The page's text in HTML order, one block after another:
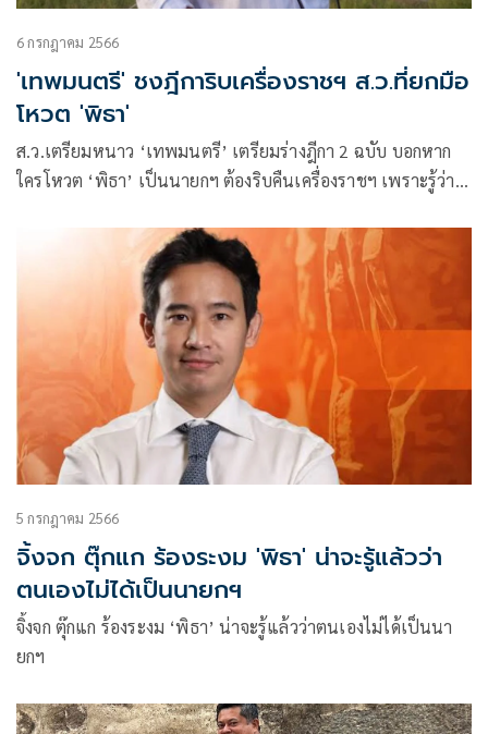
6 กรกฎาคม 2566
'เทพมนตรี' ชงฎีการิบเครื่องราชฯ ส.ว.ที่ยกมือ
โหวต 'พิธา'
ส.ว.เตรียมหนาว ‘เทพมนตรี’ เตรียมร่างฎีกา 2 ฉบับ บอกหาก
ใครโหวต ‘พิธา’ เป็นนายกฯ ต้องริบคืนเครื่องราชฯ เพราะรู้ว่ามี
5 กรกฎาคม 2566
จิ้งจก ตุ๊กแก ร้องระงม 'พิธา' น่าจะรู้แล้วว่า
ตนเองไม่ได้เป็นนายกฯ
จิ้งจก ตุ๊กแก ร้องระงม ‘พิธา’ น่าจะรู้แล้วว่าตนเองไม่ได้เป็นนา
ยกฯ